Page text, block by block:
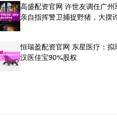
高盛配资官网 许世友调任广州
亲自指挥警卫捕捉野猪，大摆
恒瑞盈配资官网 东星医疗：拟
汉医佳宝90%股权